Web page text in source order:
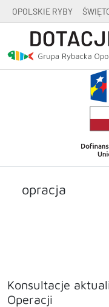
OPOLSKIE RYBY
opracja
Konsultacje
Operacji